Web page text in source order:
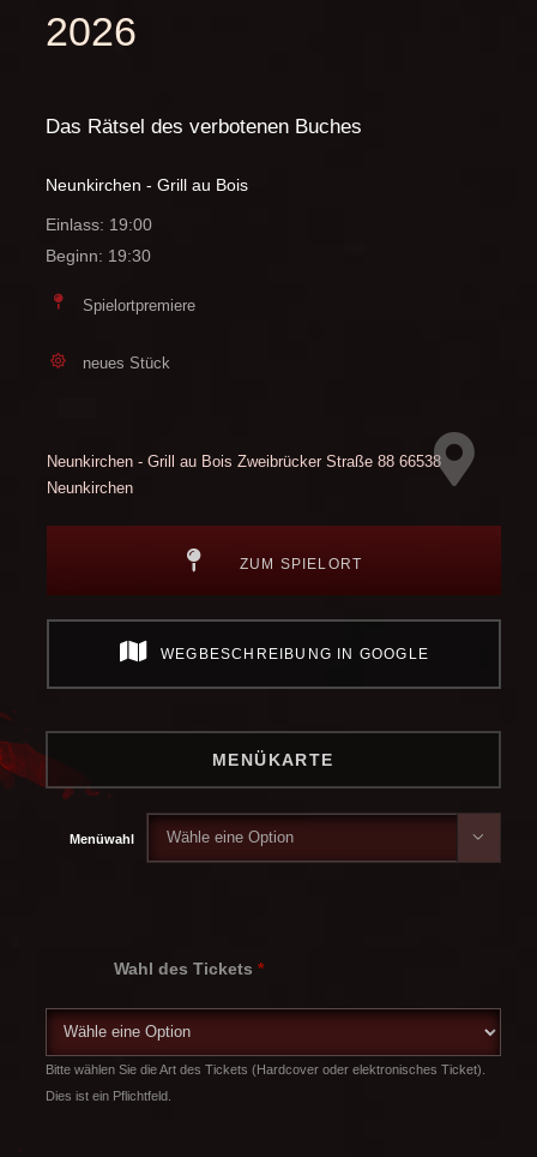
2026
Das Rätsel des verbotenen Buches
Neunkirchen - Grill au Bois
Einlass: 19:00
Beginn: 19:30
Spielortpremiere
neues Stück
Neunkirchen - Grill au Bois Zweibrücker Straße 88 66538
Neunkirchen
ZUM SPIELORT
WEGBESCHREIBUNG IN GOOGLE
MENÜKARTE
Menüwahl 
Wahl des Tickets *
Bitte wählen Sie die Art des Tickets (Hardcover oder elektronisches Ticket).
Dies ist ein Pflichtfeld.